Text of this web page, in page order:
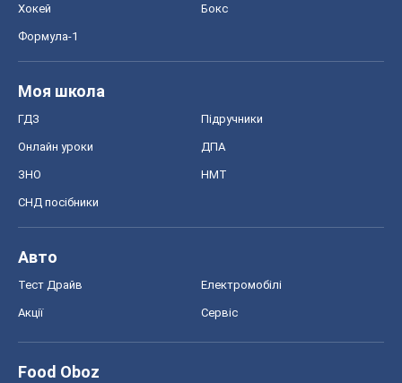
Хокей Бокс
Формула-1
Моя школа
ГДЗ Підручники
Онлайн уроки ДПА
ЗНО НМТ
СНД посібники
Авто
Тест Драйв Електромобілі
Акції Сервіс
Food Oboz